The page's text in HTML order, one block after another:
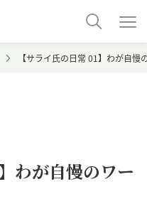
【サライ氏の日常 01】わが自慢
わが自慢のワー